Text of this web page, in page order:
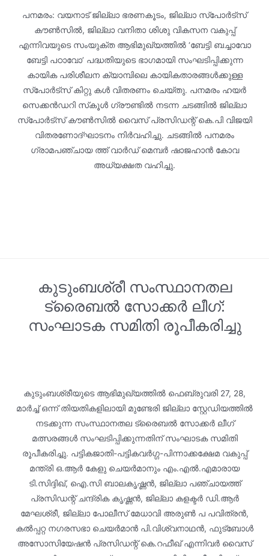
പനമരം: വയനാട് ജില്ലാ ഭരണകൂടം, ജില്ലാ സ്പോർട്‌സ്
കൗൺസിൽ, ജില്ലാ വനിതാ ശിശു വികസന വകുപ്പ്
എന്നിവയുടെ സംയുക്ത ആഭിമുഖ്യത്തിൽ ‘ബേട്ടി ബച്ചാവോ
ബേട്ടി പഠാവോ’ പദ്ധതിയുടെ ഭാഗമായി സംഘടിപ്പിക്കുന്ന
കായിക പരിശീലന ക്യാമ്പിലെ കായികതാരങ്ങൾക്കുള്ള
സ്പോർട്‌സ് കിറ്റു കൾ വിതരണം ചെയ്‌തു. പനമരം ഹയർ
സെക്കൻഡറി സ്‌കൂൾ ഗ്രൗണ്ടിൽ നടന്ന ചടങ്ങിൽ ജില്ലാ
സ്പോർട്‌സ് കൗൺസിൽ വൈസ് പ്രസിഡന്റ് കെ.പി വിജയി
വിതരണോദ്ഘാടനം നിർവഹിച്ചു. ചടങ്ങിൽ പനമരം
ഗ്രാമപഞ്ചായ ത്ത് വാർഡ് മെമ്പർ ഷാജഹാൻ കോവ
അധ്യക്ഷത വഹിച്ചു.
കുടുംബശ്രീ സംസ്ഥാനതല
ട്രൈബല്‍ സോക്കര്‍ ലീഗ്:
സംഘാടക സമിതി രൂപീകരിച്ചു
കുടുംബശ്രീയുടെ ആഭിമുഖ്യത്തില്‍ ഫെബ്രുവരി 27, 28,
മാര്‍ച്ച് ഒന്ന് തിയതികളിലായി മുണ്ടേരി ജില്ലാ സ്റ്റേഡിയത്തില്‍
നടക്കുന്ന സംസ്ഥാനതല ട്രൈബല്‍ സോക്കര്‍ ലീഗ്
മത്സരങ്ങള്‍ സംഘടിപ്പിക്കുന്നതിന് സംഘാടക സമിതി
രൂപീകരിച്ചു. പട്ടികജാതി-പട്ടികവര്‍ഗ്ഗ-പിന്നാക്കക്ഷേമ വകുപ്പ്
മന്ത്രി ഒ.ആര്‍ കേളു ചെയര്‍മാനും എം.എല്‍.എമാരായ
ടി.സിദ്ദിഖ്, ഐ.സി ബാലകൃഷ്ണന്‍, ജില്ലാ പഞ്ചായത്ത്
പ്രസിഡന്റ് ചന്ദ്രിക കൃഷ്ണന്‍, ജില്ലാ കളക്ടര്‍ ഡി.ആര്‍
മേഘശ്രീ, ജില്ലാ പോലീസ് മേധാവി അരുണ്‍ പ പവിത്രന്‍,
കല്‍പ്പറ്റ നഗരസഭാ ചെയര്‍മാന്‍ പി.വിശ്വനാഥന്‍, ഫുട്‌ബോള്‍
അസോസിയേഷന്‍ പ്രസിഡന്റ് കെ.റഫീഖ് എന്നിവര്‍ വൈസ്